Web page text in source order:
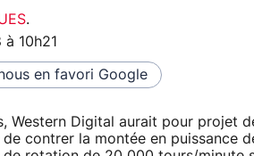
.
10h21
en favori Google
Western Digital aurait pour projet
contrer la montée en puissance